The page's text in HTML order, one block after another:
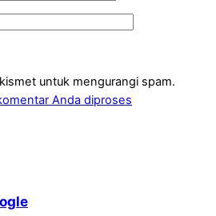
untuk mengurangi spam.
Anda diproses